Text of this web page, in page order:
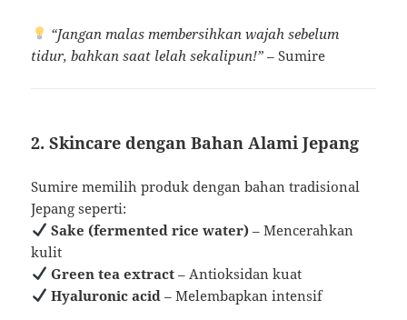
“Jangan malas membersihkan wajah sebelum
tidur, bahkan saat lelah sekalipun!” – Sumire
2. Skincare dengan Bahan Alami Jepang
Sumire memilih produk dengan bahan tradisional
Jepang seperti:
Sake (fermented rice water)– Mencerahkan
kulit
Green tea extract– Antioksidan kuat
Hyaluronic acid – Melembapkan intensif